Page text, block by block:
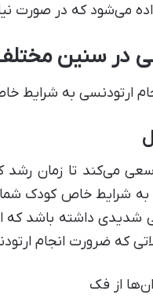
می‌شود که در صورت
در سنین
ارتودنسی به شرایط
می‌کند تا زمان رشد
به شرایط خاص کودک
شدیدی داشته باشد که
که ضرورت انجام
از فک